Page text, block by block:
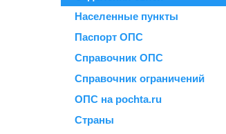
Населенные пункты
Паспорт ОПС
Справочник ОПС
Справочник ограничений
ОПС на pochta.ru
Страны